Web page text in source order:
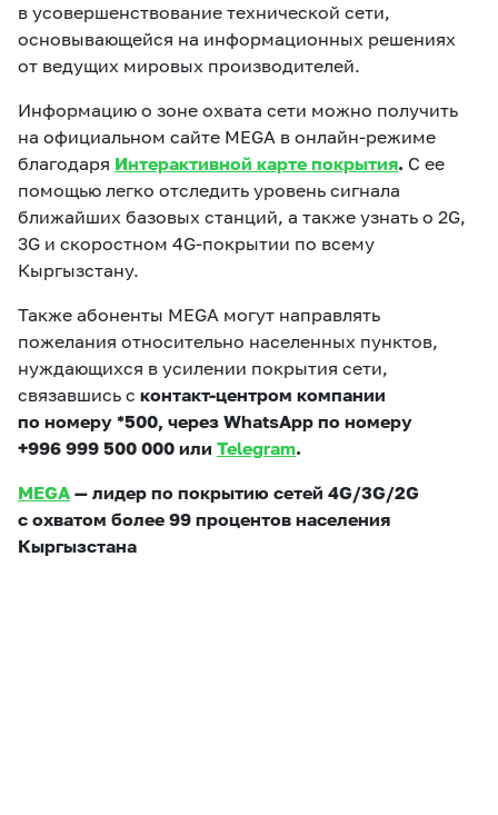
в усовершенствование технической сети,
основывающейся на информационных решениях
от ведущих мировых производителей.
Информацию о зоне охвата сети можно получить
на официальном сайте MEGA в онлайн-режиме
благодаря Интерактивной карте покрытия. С ее
помощью легко отследить уровень сигнала
ближайших базовых станций, а также узнать о 2G,
3G и скоростном 4G-покрытии по всему
Кыргызстану.
Также абоненты MEGA могут направлять
пожелания относительно населенных пунктов,
нуждающихся в усилении покрытия сети,
связавшись с контакт-центром компании
по номеру *500, через WhatsApp по номеру
+996 999 500 000 или Telegram.
MEGA — лидер по покрытию сетей 4G/3G/2G
с охватом более 99 процентов населения
Кыргызстана